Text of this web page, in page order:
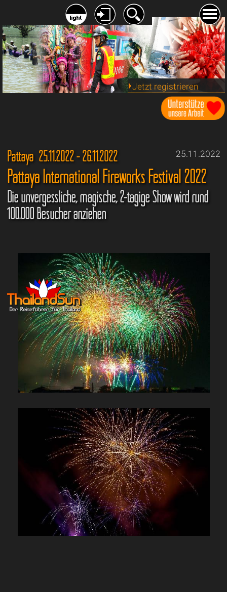
Jetzt registrieren
25.11.2022
Pattaya 25.11.2022 - 26.11.2022
Pattaya International Fireworks Festival 2022
Die unvergessliche, magische, 2-tägige Show wird rund
100.000 Besucher anziehen